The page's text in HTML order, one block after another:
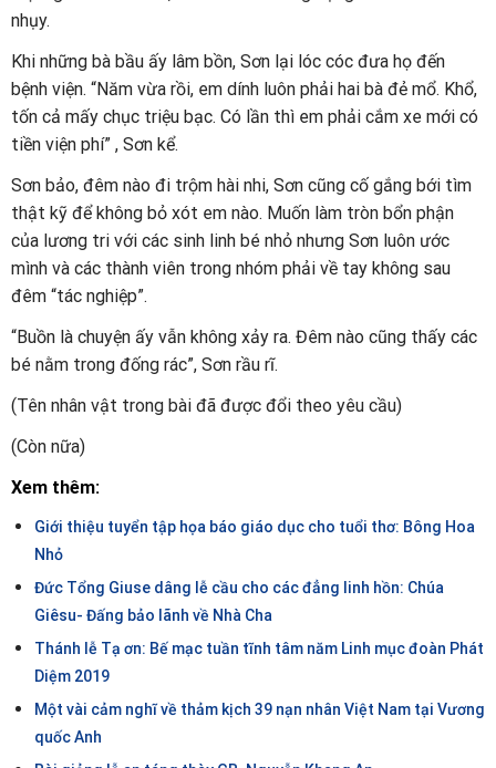
nhụy.
Khi những bà bầu ấy lâm bồn, Sơn lại lóc cóc đưa họ đến
bệnh viện. “Năm vừa rồi, em dính luôn phải hai bà đẻ mổ. Khổ,
tốn cả mấy chục triệu bạc. Có lần thì em phải cắm xe mới có
tiền viện phí” , Sơn kể.
Sơn bảo, đêm nào đi trộm hài nhi, Sơn cũng cố gắng bới tìm
thật kỹ để không bỏ xót em nào. Muốn làm tròn bổn phận
của lương tri với các sinh linh bé nhỏ nhưng Sơn luôn ước
mình và các thành viên trong nhóm phải về tay không sau
đêm “tác nghiệp”.
“Buồn là chuyện ấy vẫn không xảy ra. Đêm nào cũng thấy các
bé nằm trong đống rác”, Sơn rầu rĩ.
(Tên nhân vật trong bài đã được đổi theo yêu cầu)
(Còn nữa)
Xem thêm:
Giới thiệu tuyển tập họa báo giáo dục cho tuổi thơ: Bông Hoa
Nhỏ
Đức Tổng Giuse dâng lễ cầu cho các đẳng linh hồn: Chúa
Giêsu- Đấng bảo lãnh về Nhà Cha
Thánh lễ Tạ ơn: Bế mạc tuần tĩnh tâm năm Linh mục đoàn Phát
Diệm 2019
Một vài cảm nghĩ về thảm kịch 39 nạn nhân Việt Nam tại Vương
quốc Anh